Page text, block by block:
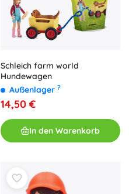
Schleich farm world
Hundewagen
Außenlager ?
14,50 €
In den Warenkorb